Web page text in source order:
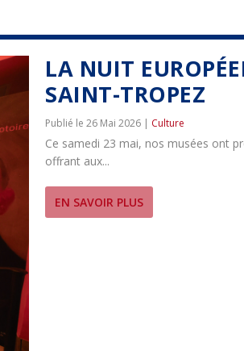
LA NUIT
SAINT-TROPEZ
26 Mai 2026 | Culture
Ce samedi 23 mai, nos musées ont
offrant aux...
EN SAVOIR PLUS